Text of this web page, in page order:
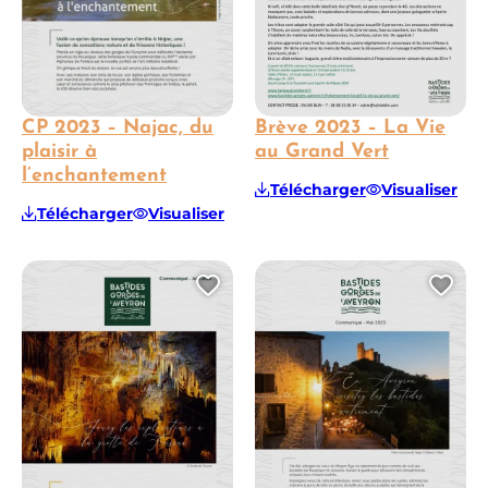
CP 2023 – Najac, du
plaisir à
l’enchantement
Télécharger Visualiser
Brève 2023 – La Vie
au Grand Vert
Télécharger Visualiser
Ajouter cette page au